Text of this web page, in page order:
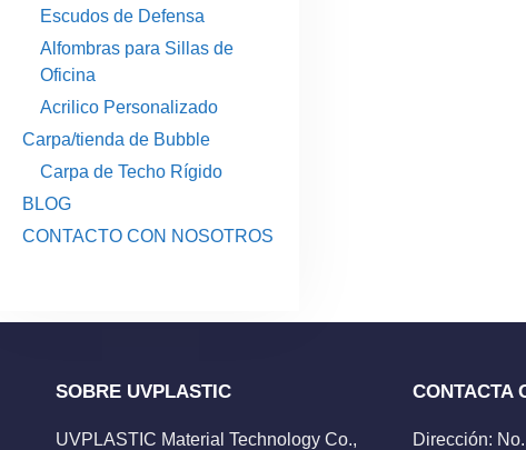
Escudos de Defensa
Alfombras para Sillas de
Oficina
Acrilico Personalizado
Carpa/tienda de Bubble
Carpa de Techo Rígido
BLOG
CONTACTO CON NOSOTROS
SOBRE UVPLASTIC
UVPLASTIC Material Technology Co.,
CONTACTA
Dirección: